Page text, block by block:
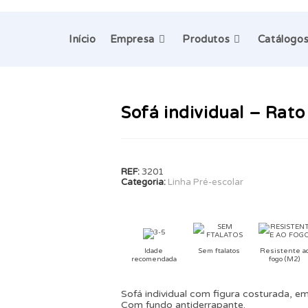
Início Empresa Produtos
Sofá individual – Rato
REF:3201
Categoria: Linha Pré-escolar
Idade
recomendada
Sem ftalatos
Resistente
fogo (M2)
Sofá individual com figura costurada,
Com fundo antiderrapante.